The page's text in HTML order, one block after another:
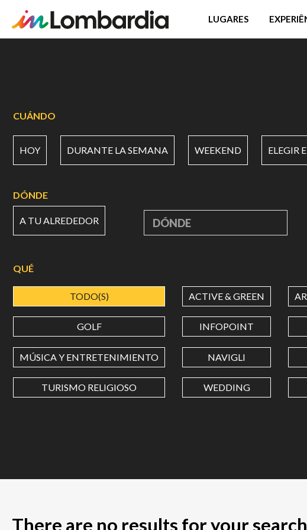
LUGARES
CUÁNDO
HOY DURANTE LA SEMANA WEEKEND ELEGIR
DÓNDE
A TU ALREDEDOR DÓNDE
QUÉ
TODO(S) ACTIVE & GREEN
GOLF INFOPOINT
MÚSICA Y ENTRETENIMIENTO NAVIGLI
TURISMO RELIGIOSO WEDDING
There are no results for your search